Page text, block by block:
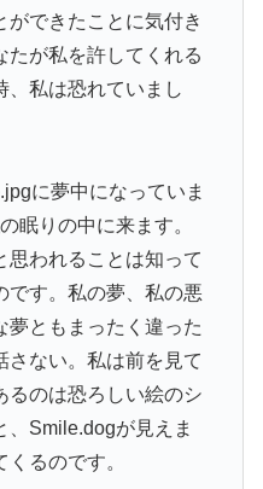
ができたことに気付き
たが私を許してくれる
、私は恐れていまし
に夢中になっていま
眠りの中に来ます。
思われることは知って
です。私の夢、私の悪
夢ともまったく違った
さない。私は前を見て
るのは恐ろしい絵のシ
、Smile.dogが見えま
るのです。